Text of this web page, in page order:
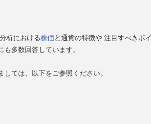
析における株価と通貨の特徴や 注目すべきポ
多数回答しています。
ては、以下をご参照ください。